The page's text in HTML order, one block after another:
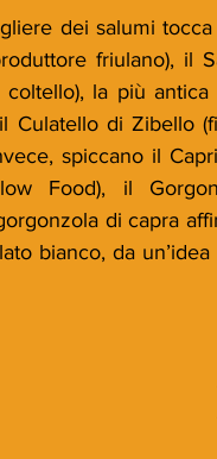
dei salumi
friulano), il
la più antica
Culatello di Zibello
spiccano il
Food), il
di capra
bianco, da